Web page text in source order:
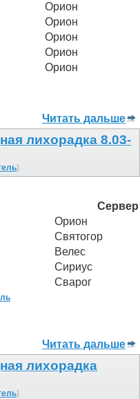
Орион
Орион
Орион
Орион
Орион
Читать дальше
лихорадка 8.03-
)
Сервер
Орион
Святогор
Велес
Сириус
Сварог
Читать дальше
лихорадка
)